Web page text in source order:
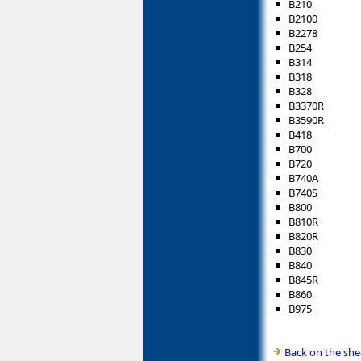
B210
B2100
B2278
B254
B314
B318
B328
B3370R
B3590R
B418
B700
B720
B740A
B740S
B800
B810R
B820R
B830
B840
B845R
B860
B975
Back on the